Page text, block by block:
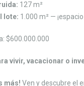
127 m²
lote: 1.000 m² —
$600.000.000
vivir, vacacionar o
más! Ven y descubre el